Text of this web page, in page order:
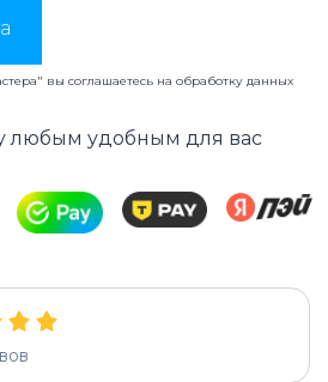
вы соглашаетесь на обработку данных
любым удобным для вас